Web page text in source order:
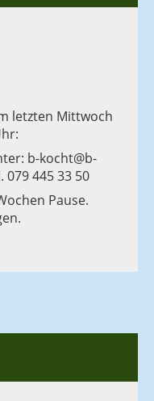
letzten Mittwoch
b-kocht@b-
079 445 33 50
Pause.